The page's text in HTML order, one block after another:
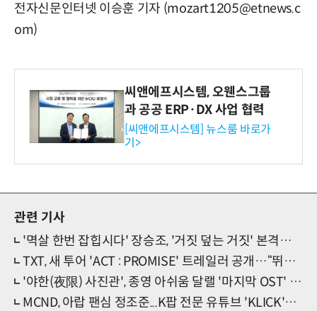
전자신문인터넷 이승훈 기자 (mozart1205@etnews.c
om)
씨앤에프시스템, 오웬스그룹
과 공공 ERP·DX 사업 협력
[씨앤에프시스템] 뉴스룸 바로가
기>
관련 기사
'멱살 한번 잡힙시다' 장승조, '거짓 덮는 거짓' 본격흑화 서막
TXT, 새 투어 'ACT : PROMISE' 트레일러 공개…“뛰어놀 곡, 최초 구성 많아”
'야한(夜限) 사진관', 종영 아쉬움 달랠 '마지막 OST' 베일 벗는다
MCND, 아랍 팬심 정조준...K팝 전문 유튜브 'KLICK'서 새 콘텐츠 공개